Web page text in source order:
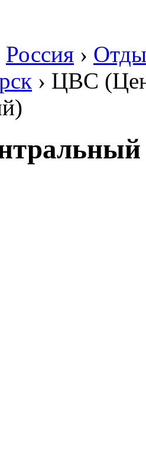
Россия ›
› ЦВС